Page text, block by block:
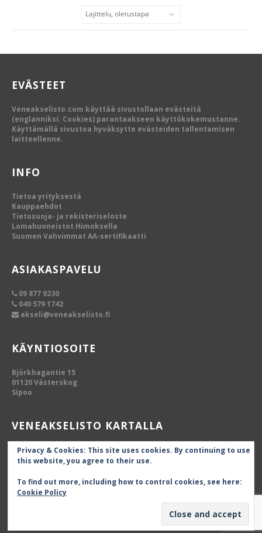
EVÄSTEET
Veneakselisto.com käyttää sivustollaan evästeitä
(englanniksi: Cookies) parantaakseen käyttökokemustanne.
Käyttämällä sivustoa hyväksytte evästeiden tallentamisen
laitteellenne.
INFO
Tietoa yrityksestä
Kauppaehdot
Tietosuoja- ja rekisteriseloste
Lomahuoneistot Himoksella
Suomen Vahvimmat AA-sertifikaatti
ASIAKASPAVELU
09 877 9230
040 579 1742
akseli@veneakselisto.fi
KÄYNTIOSOITE
Björkhagantie 15
01120 Västerskog
Sipoo
VENEAKSELISTO KARTALLA
Privacy & Cookies: This site uses cookies. By continuing to use
this website, you agree to their use.
To find out more, including how to control cookies, see here:
Cookie Policy